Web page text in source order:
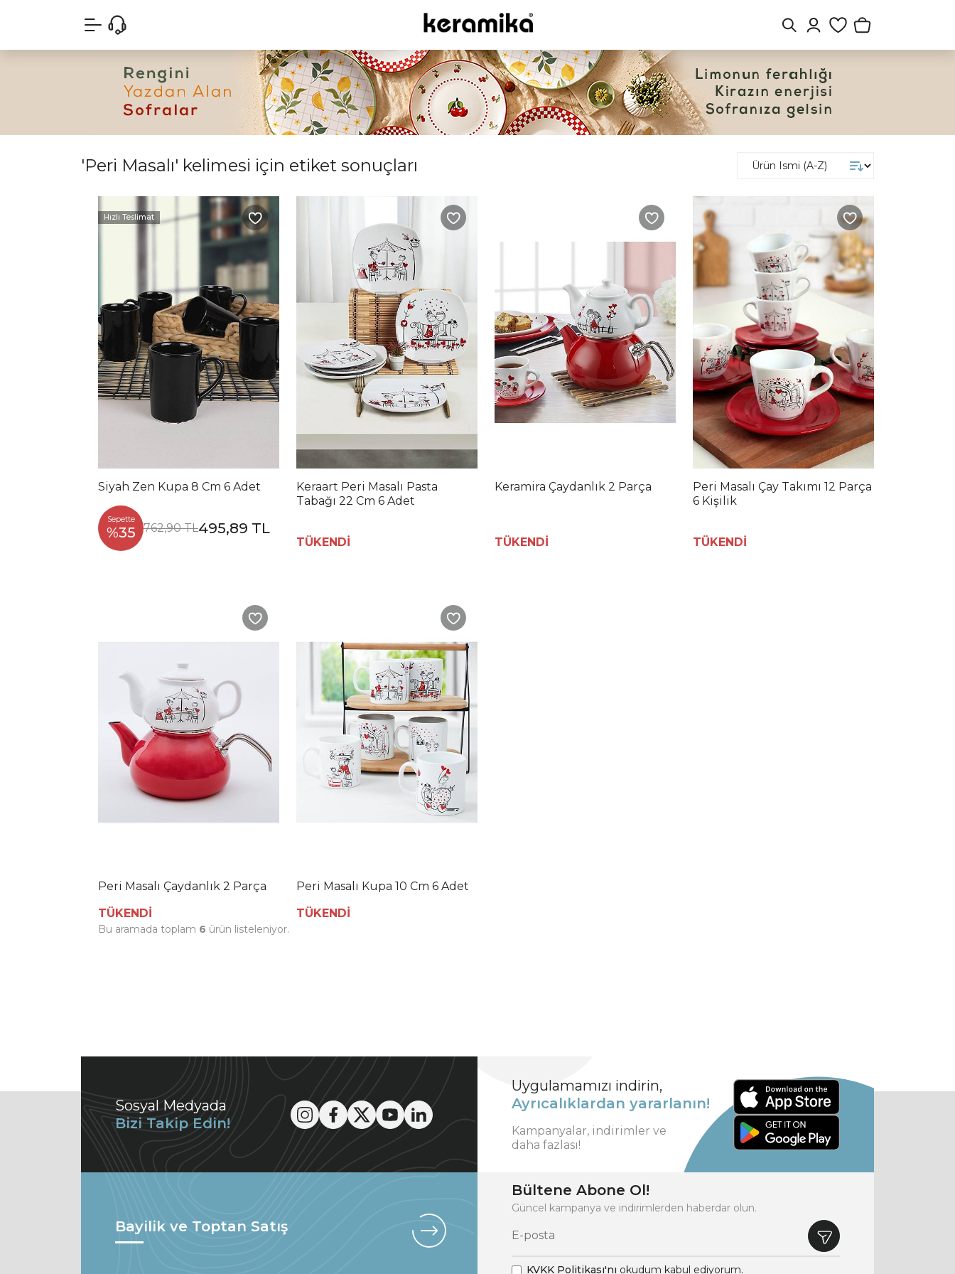
'Peri Masalı' kelimesi için etiket sonuçları
Hızlı Teslimat
Siyah Zen Kupa 8 Cm 6 Adet
Sepette
%35 762,90 TL495,89 TL
Keraart Peri Masalı Pasta
Tabağı 22 Cm 6 Adet
TÜKENDİ
Keramira Çaydanlık 2 Parça
TÜKENDİ
Peri Masalı Çay Takımı 12 Parça
6 Kişilik
TÜKENDİ
Peri Masalı Çaydanlık 2 Parça
TÜKENDİ
Peri Masalı Kupa 10 Cm 6 Adet
TÜKENDİ
Bu aramada toplam 6 ürün listeleniyor.
Sosyal Medyada
Bizi Takip Edin!
Uygulamamızı indirin,
Ayrıcalıklardan yararlanın!
Kampanyalar, indirimler ve
daha fazlası!
Bayilik ve Toptan Satış
Bültene Abone Ol!
Güncel kampanya ve indirimlerden haberdar olun.
KVKK Politikası'nı okudum kabul ediyorum.